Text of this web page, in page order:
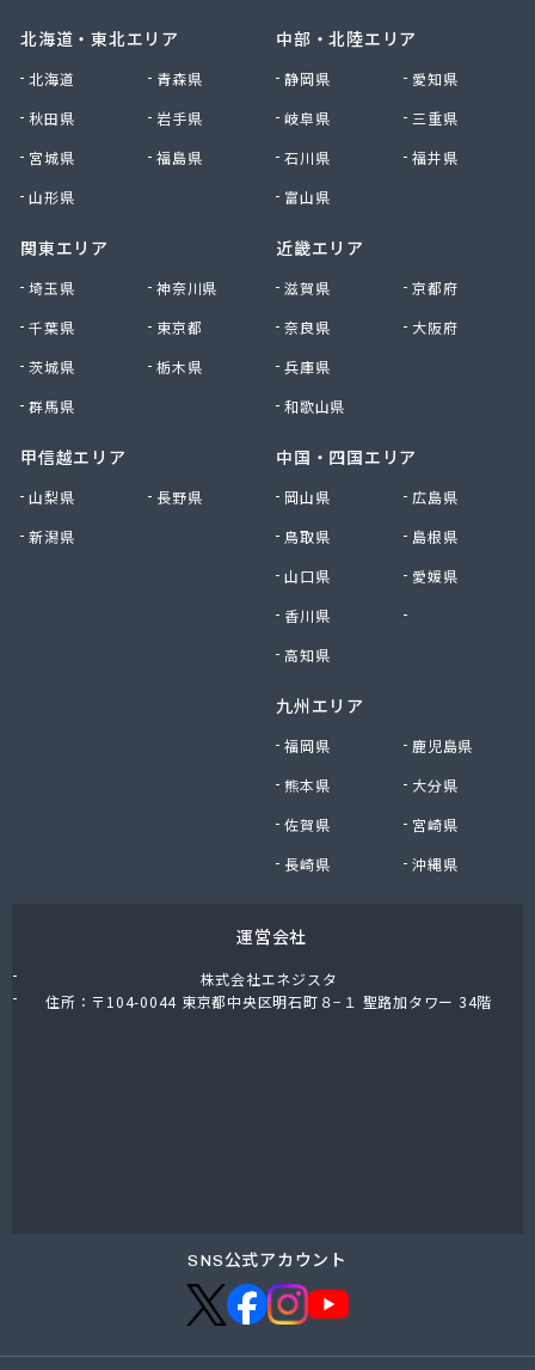
日の丸産業株式会社 熊野営業所
日の丸産業株式会社 安浦営業所
日の丸産業株式会社 福山営業所
日の丸産業株式会社 中畑流通センター
日本ホームガス協業組合安佐センター
波間プロパン店
備後ガス販売株式会社
府中米穀プロパンセンター 本部
平田商店
有限会社オートガスユニオン
有限会社ゴヨーガス
有限会社ニシモトヤ
有限会社吉本ガス産業 本社・ガス部
有限会社水国プロパン
有限会社赤木プロパン商会
有限会社綿谷プロパン商会
廣島エルピーガスターミナル株式会社
北海道・東北エリア
北海道
青森県
秋田県
岩手県
宮城県
福島県
山形県
関東エリア
埼玉県
神奈川県
千葉県
東京都
茨城県
栃木県
群馬県
甲信越エリア
山梨県
長野県
新潟県
中部・北陸エリア
静岡県
愛知県
岐阜県
三重県
石川県
福井県
富山県
近畿エリア
滋賀県
京都府
奈良県
大阪府
兵庫県
和歌山県
中国・四国エリア
岡山県
広島県
鳥取県
島根県
山口県
愛媛県
香川県
高知県
九州エリア
福岡県
鹿児島県
熊本県
大分県
佐賀県
宮崎県
長崎県
沖縄県
運営会社
株式会社エネジスタ
住所：〒104-0044 東京都中央区明石町８−１ 聖路加タワー 34階
SNS公式アカウント